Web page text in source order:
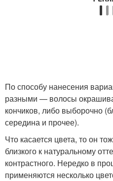
По способу нанесения
разными — волосы
кончиков, либо выборочно
середина и прочее).
Что касается цвета, то он
близкого к натуральному
контрастного. Нередко в
применяются несколько